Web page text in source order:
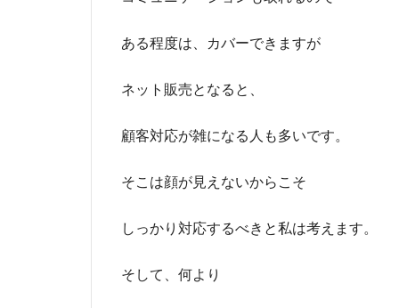
ある程度は、カバーできますが
ネット販売となると、
顧客対応が雑になる人も多いです。
そこは顔が見えないからこそ
しっかり対応するべきと私は考えます。
そして、何より